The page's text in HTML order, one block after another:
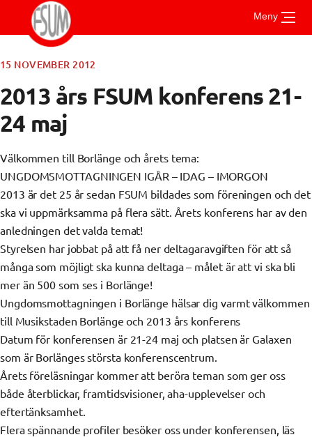
innehåll
Meny
15 NOVEMBER 2012
2013 års FSUM konferens 21-
24 maj
Välkommen till Borlänge och årets tema:
UNGDOMSMOTTAGNINGEN IGÅR – IDAG – IMORGON
2013 är det 25 år sedan FSUM bildades som föreningen och det
ska vi uppmärksamma på flera sätt. Årets konferens har av den
anledningen det valda temat!
Styrelsen har jobbat på att få ner deltagaravgiften för att så
många som möjligt ska kunna deltaga – målet är att vi ska bli
mer än 500 som ses i Borlänge!
Ungdomsmottagningen i Borlänge hälsar dig varmt välkommen
till Musikstaden Borlänge och 2013 års konferens
Datum för konferensen är 21-24 maj och platsen är Galaxen
som är Borlänges största konferenscentrum.
Årets föreläsningar kommer att beröra teman som ger oss
både återblickar, framtidsvisioner, aha-upplevelser och
eftertänksamhet.
Flera spännande profiler besöker oss under konferensen, läs
Om FSUM
Vad är FSUM
Styrelsen
Stadgar
Verksamhetsberättelse
Medlemsmottagningar
Aktuellt
För medlemmar
Riktlinjer och handböcker
Stipendier
Årsmöte
Mötesprotokoll
Konferensen
Kontakt
UMSAM
Vad är UMSAM?
Mötesanteckningar